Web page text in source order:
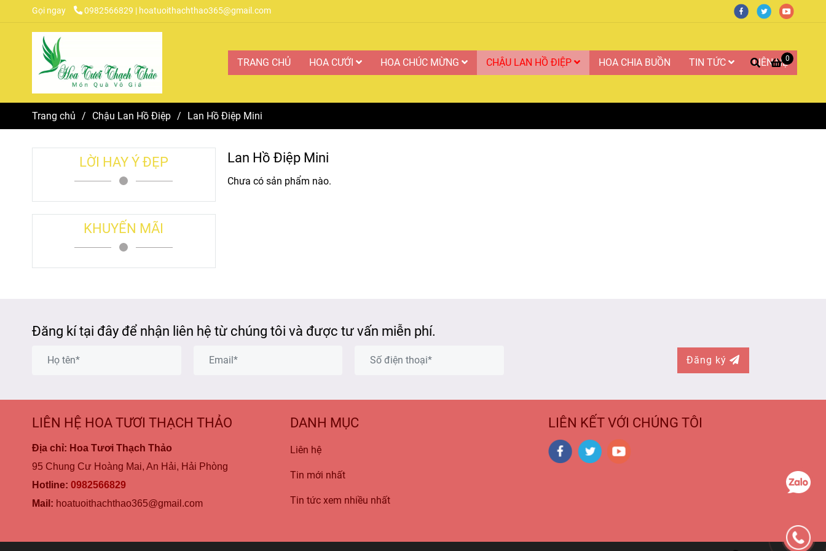
Gọi ngay 0982566829 | hoatuoithachthao365@gmail.com
0
TRANG CHỦ HOA CƯỚI HOA CHÚC MỪNG CHẬU LAN HỒ ĐIỆP HOA CHIA BUỒN TIN TỨC LIÊN HỆ
Trang chủ / Chậu Lan Hồ Điệp / Lan Hồ Điệp Mini
Lan Hồ Điệp Mini
Chưa có sản phẩm nào.
LỜI HAY Ý ĐẸP
KHUYẾN MÃI
Đăng kí tại đây để nhận liên hệ từ chúng tôi và được tư vấn miễn phí.
Đăng ký
LIÊN HỆ HOA TƯƠI THẠCH THẢO
Địa chỉ: Hoa Tươi Thạch Thảo
95 Chung Cư Hoàng Mai, An Hải, Hải Phòng
Hotline: 0982566829
Mail: hoatuoithachthao365@gmail.com
DANH MỤC
Liên hệ
Tin mới nhất
Tin tức xem nhiều nhất
LIÊN KẾT VỚI CHÚNG TÔI